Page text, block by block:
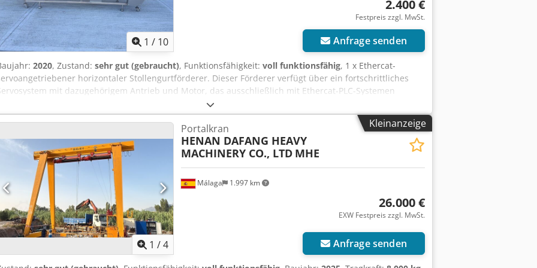
1 / 10
2.400 €
Festpreis zzgl. MwSt.
Anfrage senden
2020, Zustand: sehr gut (gebraucht), Funktionsfähigkeit: voll funktionsfähig, 1 x Ethercat-
horizontaler Stollengurtförderer. Dieser Förderer verfügt über ein fortschrittliches
mit dazugehörigem Antrieb und Motor, das ausschließlich mit Ethercat-PLC-Systemen
arbeitet. Perfekt für präzises Start-/Stopp-Arbeiten. Hersteller – Jinan Hiwell Machinery Co. Ltd. Modell –
4. Seriennummer – 1661962. Baujahr – 2020. Gurtabmessungen – 3900 mm L x 600 mm B. Dcjdpfx
Agjzdvb No Aek Elektrische Anforderungen – 220 V / 50 Hz / 1 Phase.
Kleinanzeige
1 /4
Málaga 1.997 km
Portalkran
HENAN DAFANG HEAVY
MACHINERY CO., LTD MHE
26.000 €
EXW Festpreis zzgl. MwSt.
Anfrage senden